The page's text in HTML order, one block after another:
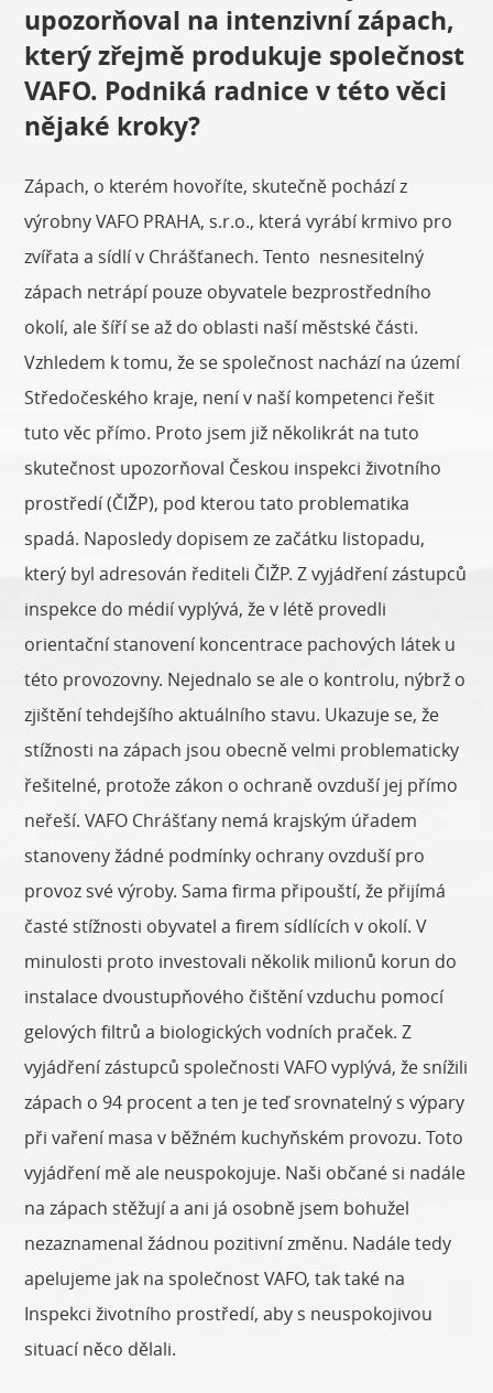
upozorňoval na intenzivní zápach,
který zřejmě produkuje společnost
VAFO. Podniká radnice v této věci
nějaké kroky?
Zápach, o kterém hovoříte, skutečně pochází z
výrobny VAFO PRAHA, s.r.o., která vyrábí krmivo pro
zvířata a sídlí v Chrášťanech. Tento nesnesitelný
zápach netrápí pouze obyvatele bezprostředního
okolí, ale šíří se až do oblasti naší městské části.
Vzhledem k tomu, že se společnost nachází na území
Středočeského kraje, není v naší kompetenci řešit
tuto věc přímo. Proto jsem již několikrát na tuto
skutečnost upozorňoval Českou inspekci životního
prostředí (ČIŽP), pod kterou tato problematika
spadá. Naposledy dopisem ze začátku listopadu,
který byl adresován řediteli ČIŽP. Z vyjádření zástupců
inspekce do médií vyplývá, že v létě provedli
orientační stanovení koncentrace pachových látek u
této provozovny. Nejednalo se ale o kontrolu, nýbrž o
zjištění tehdejšího aktuálního stavu. Ukazuje se, že
stížnosti na zápach jsou obecně velmi problematicky
řešitelné, protože zákon o ochraně ovzduší jej přímo
neřeší. VAFO Chrášťany nemá krajským úřadem
stanoveny žádné podmínky ochrany ovzduší pro
provoz své výroby. Sama firma připouští, že přijímá
časté stížnosti obyvatel a firem sídlících v okolí. V
minulosti proto investovali několik milionů korun do
instalace dvoustupňového čištění vzduchu pomocí
gelových filtrů a biologických vodních praček. Z
vyjádření zástupců společnosti VAFO vyplývá, že snížili
zápach o 94 procent a ten je teď srovnatelný s výpary
při vaření masa v běžném kuchyňském provozu. Toto
vyjádření mě ale neuspokojuje. Naši občané si nadále
na zápach stěžují a ani já osobně jsem bohužel
nezaznamenal žádnou pozitivní změnu. Nadále tedy
apelujeme jak na společnost VAFO, tak také na
Inspekci životního prostředí, aby s neuspokojivou
situací něco dělali.